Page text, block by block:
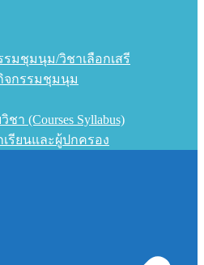
รมชุมนุม/วิชาเลือกเสรี
จกรรมชุมนุม
า (Courses Syllabus)
รียนและผู้ปกครอง